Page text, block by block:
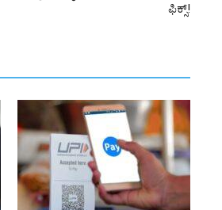
ಫಿಕ್ಸ್!